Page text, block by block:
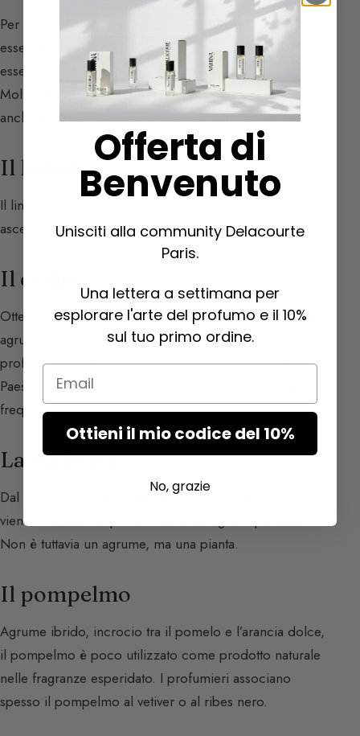
Per essere utilizzata in profumeria, la limetta deve
essere trattata per distillazione (l’unico agrume che può
essere estratto in questo modo), o per spremitura.
Molto adatta nei profumi maschili, si abbina molto bene
anche al
vetiver, come nel caso diGuerlain Homme
Il limone
Il limone offre una nota molto dinamica, acida e
ascendente.
Il cedro
Ottenuto da un albero chiamato «cedratiere», questo
agrume simile al limone è molto acido. Tuttavia, il suo
profumo è più delicato. Proviene in particolare dai
Paesi mediterranei e dalla Cina, e il suo utilizzo è più
frequente nei cosmetici che nei profumi.
La verbena
Dal profumo citrico, leggero e delicato, la verbena
viene utilizzata nei profumi della famiglia esperidato.
Non è tuttavia un agrume, ma una pianta.
Il pompelmo
Agrume ibrido, incrocio tra il pomelo e l’arancia dolce,
il pompelmo è poco utilizzato come prodotto naturale
nelle fragranze esperidato. I profumieri associano
spesso il pompelmo al vetiver o al ribes nero.
Offerta di
Benvenuto
Unisciti alla community Delacourte
Paris.
Una lettera a settimana per
esplorare l'arte del profumo e il 10%
sul tuo primo ordine.
Email
Ottieni il mio codice del 10%
No, grazie